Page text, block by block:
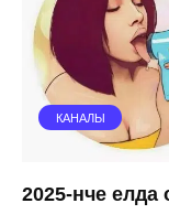
КАНАЛЫ
2025-нче